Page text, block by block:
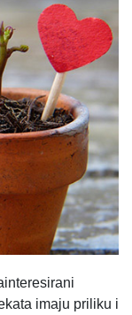
imaju priliku i